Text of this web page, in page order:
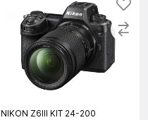
NIKON Z6III KIT 24-200